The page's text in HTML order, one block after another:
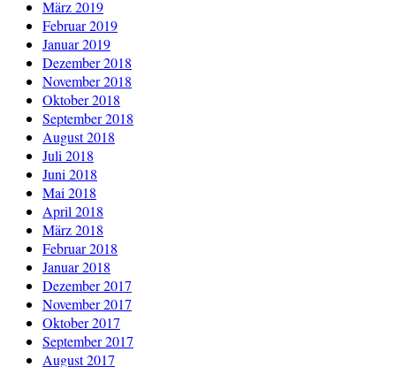
März 2019
Februar 2019
Januar 2019
Dezember 2018
November 2018
Oktober 2018
September 2018
August 2018
Juli 2018
Juni 2018
Mai 2018
April 2018
März 2018
Februar 2018
Januar 2018
Dezember 2017
November 2017
Oktober 2017
September 2017
August 2017